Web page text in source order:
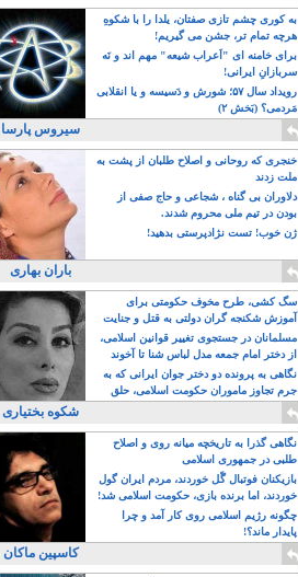
به کوری چشم تازی صفتان، یلدا را با شکوهِ
هرچه تمام تر، جشن می گیریم!
برای خامنه ای "اَعراب شیعه" مهم اند و نَه
سربازانِ ایرانی!
رویداد سال ۵۷؛ شورش و دَسیسه و یا انقلابی
مَردمی؟ (بَخش ۲)
سیروس پارسا
خنجری که روحانی و اصلاح طلبان از پشت به
ملت زدند
دلاوران بی گناه ، شجاعی و حاج صفی از
بودن در تیم ملی محروم شدند.
ژن خوب! تست نژادپرستی بدهید!
باران بهاری
سگ کشی، طرح مخوف حکومتی برای
آموزش شکنجه گران دولتی به قتل و جنایت
بیشتر
مسلمانان در جستجوی تغییر قوانین اسلامی،
از دختر امام جمعه مدل لباس شنا تا آخوند
مسلمان همجنسگرا!
نگاهی به پرونده دو دختر جوان ایرانی که به
جرم تجاوز ماموران حکومت اسلامی، حلق
آویز شدند!
شکوه بختیاری
نگاهی گذرا به تاریخچه میانه روی و اصلاح
طلبی در جمهوری اسلامی
بازیکنان فوتبال گًل خوردند، مردم ایران گول
خوردند، اما برنده بازی، حکومت اسلامی شد!
چگونه رژیم اسلامی روی کار آمد و چرا
پایدار ماند؟!
کاسپین ماکان